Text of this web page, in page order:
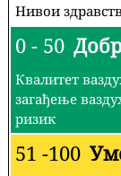
Нивои
0 - 50
Квалитет
загађење
ризик
51 -100